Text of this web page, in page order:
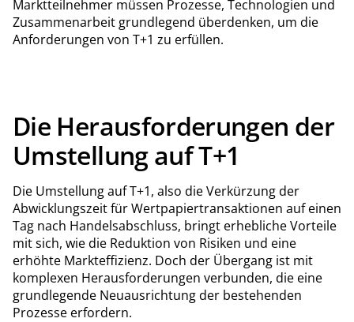
Marktteilnehmer müssen Prozesse, Technologien und
Zusammenarbeit grundlegend überdenken, um die
Anforderungen von T+1 zu erfüllen.
Die Herausforderungen der
Umstellung auf T+1
Die Umstellung auf T+1, also die Verkürzung der
Abwicklungszeit für Wertpapiertransaktionen auf einen
Tag nach Handelsabschluss, bringt erhebliche Vorteile
mit sich, wie die Reduktion von Risiken und eine
erhöhte Markteffizienz. Doch der Übergang ist mit
komplexen Herausforderungen verbunden, die eine
grundlegende Neuausrichtung der bestehenden
Prozesse erfordern.